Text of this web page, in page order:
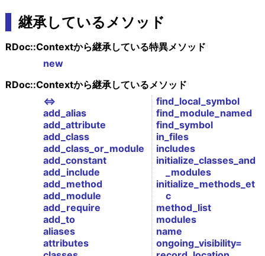
継承しているメソッド
RDoc::Contextから継承している特異メソッド
new
RDoc::Contextから継承しているメソッド
<=>
add_alias
add_attribute
add_class
add_class_or_module
add_constant
add_include
add_method
add_module
add_require
add_to
aliases
attributes
find_local_symbol
find_module_named
find_symbol
in_files
includes
initialize_classes_and
_modules
initialize_methods_et
c
method_list
modules
name
ongoing_visibility=